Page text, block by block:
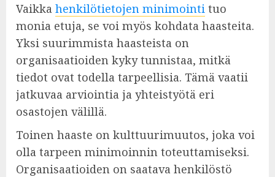
Vaikka henkilötietojen minimointi tuo
monia etuja, se voi myös kohdata haasteita.
Yksi suurimmista haasteista on
organisaatioiden kyky tunnistaa, mitkä
tiedot ovat todella tarpeellisia. Tämä vaatii
jatkuvaa arviointia ja yhteistyötä eri
osastojen välillä.
Toinen haaste on kulttuurimuutos, joka voi
olla tarpeen minimoinnin toteuttamiseksi.
Organisaatioiden on saatava henkilöstö